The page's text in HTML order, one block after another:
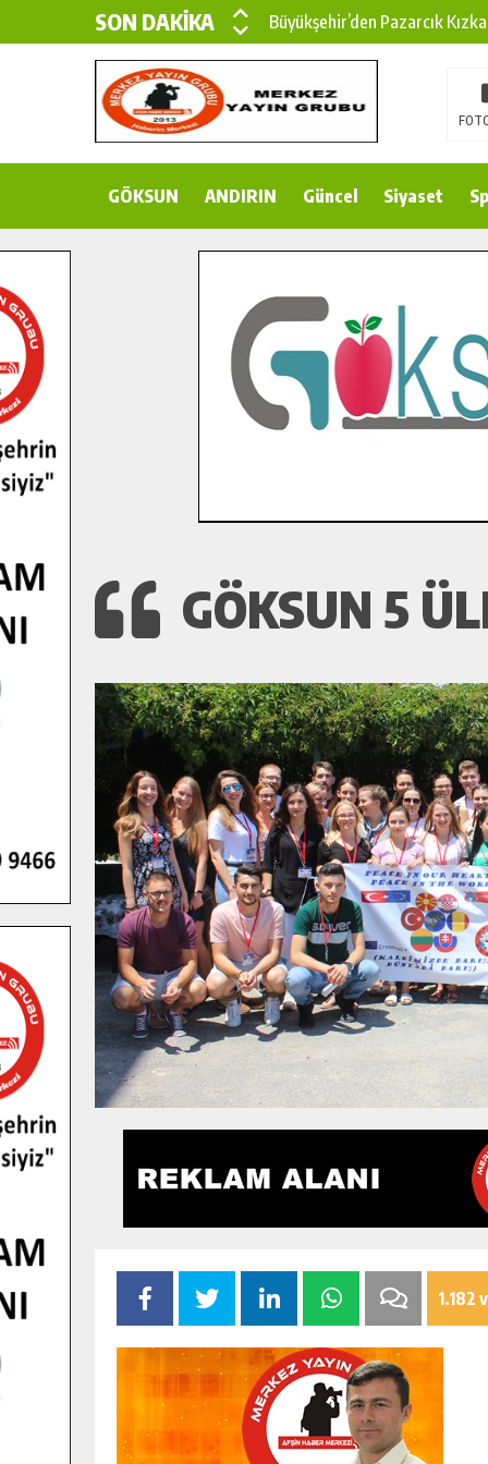
SON DAKİKA
Büyükşehir’den Pazarcık
Çin’den KSÜ’ye Uluslararası
Büyükşehir, Türkoğlu Derebaşı
15 TEMMUZ’DA
Bertiz’in Yeni Köprüsünde Sona
GÖKSUN ANDIRIN Güncel Siyaset
GÖKSUN 5
1.182